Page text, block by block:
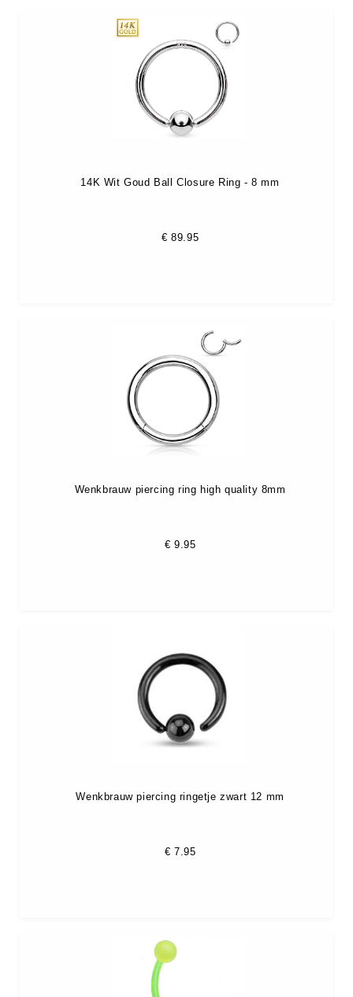
14K Wit Goud Ball Closure Ring - 8 mm
€89.95
Wenkbrauw piercing ring high quality 8mm
€ 9.95
Wenkbrauw piercing ringetje zwart 12 mm
€ 7.95